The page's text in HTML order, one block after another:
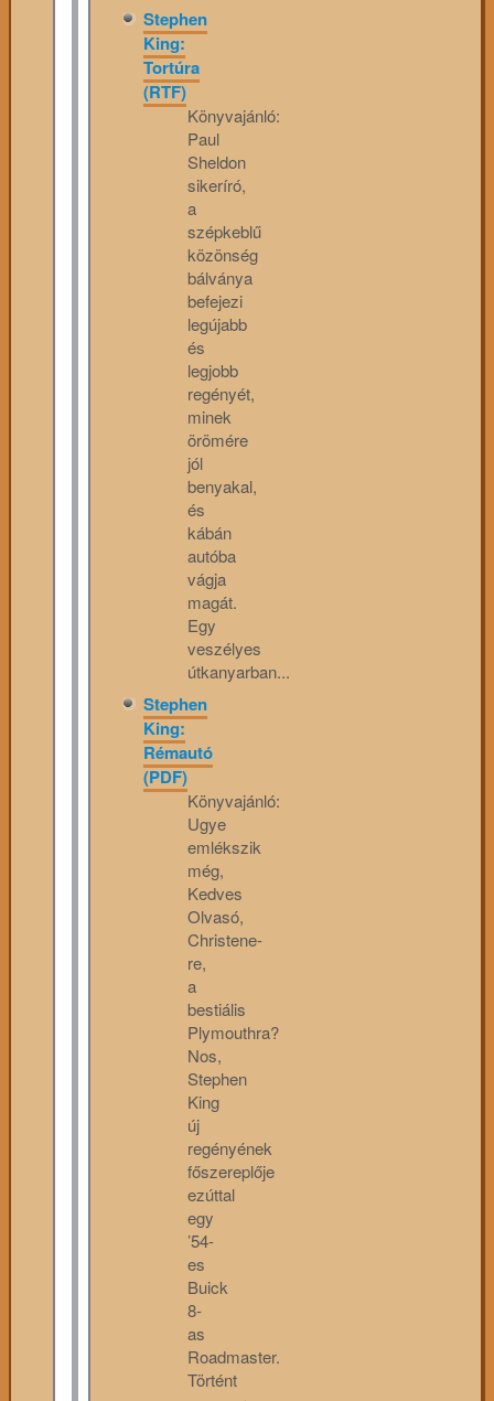
Stephen
King:
Tortúra
(RTF)
Könyvajánló:
Paul
Sheldon
sikeríró,
a
szépkeblű
közönség
bálványa
befejezi
legújabb
és
legjobb
regényét,
minek
örömére
jól
benyakal,
és
kábán
autóba
vágja
magát.
Egy
veszélyes
útkanyarban...
Stephen
King:
Rémautó
(PDF)
Könyvajánló:
Ugye
emlékszik
még,
Kedves
Olvasó,
Christene-
re,
a
bestiális
Plymouthra?
Nos,
Stephen
King
új
regényének
főszereplője
ezúttal
egy
’54-
es
Buick
8-
as
Roadmaster.
Történt